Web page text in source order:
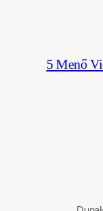
5 Menő